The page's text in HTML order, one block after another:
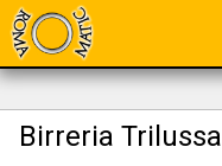
Birreria Trilussa